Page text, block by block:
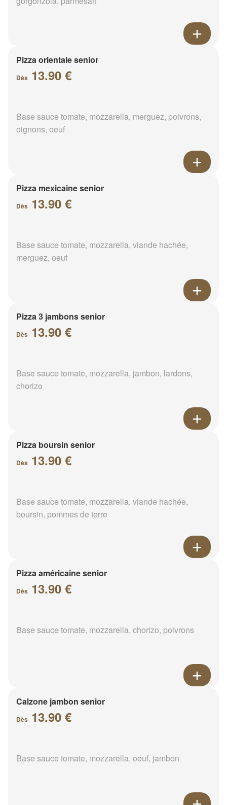
Pizza orientale senior
Dès 13.90 €
Base sauce tomate, mozzarella, merguez, poivrons,
oignons, oeuf
Pizza mexicaine senior
Dès 13.90 €
Base sauce tomate, mozzarella, viande hachée,
merguez, oeuf
Pizza 3 jambons senior
Dès 13.90 €
Base sauce tomate, mozzarella, jambon, lardons,
chorizo
Pizza boursin senior
Dès 13.90 €
Base sauce tomate, mozzarella, viande hachée,
boursin, pommes de terre
Pizza américaine senior
Dès 13.90 €
Base sauce tomate, mozzarella, chorizo, poivrons
Calzone jambon senior
Dès 13.90 €
Base sauce tomate, mozzarella, oeuf, jambon